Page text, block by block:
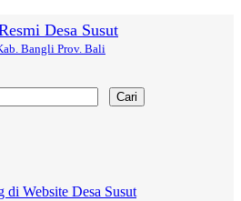
Desa Susut
Bangli Prov. Bali
Cari
di Website Desa Susut